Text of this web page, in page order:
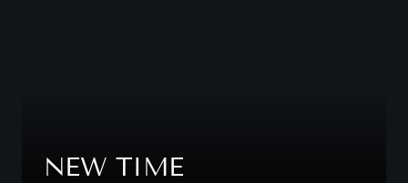
NEW TIME